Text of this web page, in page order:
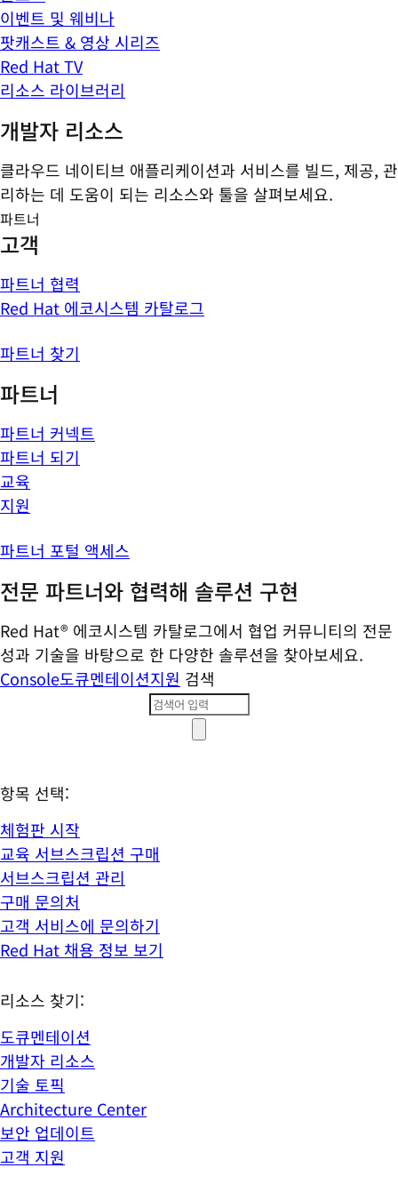
이벤트 및 웨비나
팟캐스트 & 영상 시리즈
Red Hat TV
리소스 라이브러리
개발자 리소스
클라우드 네이티브 애플리케이션과 서비스를 빌드, 제공, 관
리하는 데 도움이 되는 리소스와 툴을 살펴보세요.
파트너
고객
파트너 협력
Red Hat 에코시스템 카탈로그
파트너 찾기
파트너
파트너 커넥트
파트너 되기
교육
지원
파트너 포털 액세스
전문 파트너와 협력해 솔루션 구현
Red Hat® 에코시스템 카탈로그에서 협업 커뮤니티의 전문
성과 기술을 바탕으로 한 다양한 솔루션을 찾아보세요.
Console도큐멘테이션지원 검색
항목 선택:
체험판 시작
교육 서브스크립션 구매
서브스크립션 관리
구매 문의처
고객 서비스에 문의하기
Red Hat 채용 정보 보기
리소스 찾기:
도큐멘테이션
개발자 리소스
기술 토픽
Architecture Center
보안 업데이트
고객 지원